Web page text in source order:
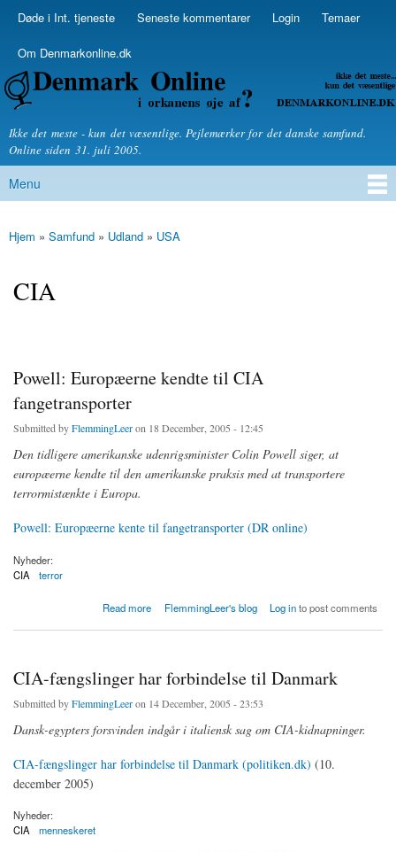
Skip to
Secondary menu
Døde i Int. tjeneste Seneste kommentarer Login Temaer
Om Denmarkonline.dk
Denmarkonline.dk - blognyheder om politik
Ikke det meste - kun det væsentlige. Pejlemærker for det danske samfund.
Online siden 31. juli 2005.
Main menu
Menu
You are here
Hjem » Samfund » Udland » USA
CIA
Powell: Europæerne kendte til CIA
fangetransporter
Submitted byFlemmingLeeron 18 December, 2005 - 12:45
Den tidligere amerikanske udenrigsminister Colin Powell siger, at
europæerne kendte til den amerikanske praksis med at transportere
terrormistænkte i Europa.
Powell: Europæerne kente til fangetransporter (DR online)
Nyheder:
CIA
terror
Read more
about Powell: Europæerne kendte til CIA fangetransporter
FlemmingLeer's blog Log into post comments
CIA-fængslinger har forbindelse til Danmark
Submitted byFlemmingLeeron 14 December, 2005 - 23:53
Dansk-egypters forsvinden indgår i italiensk sag om CIA-kidnapninger.
CIA-fængslinger har forbindelse til Danmark (politiken.dk) (10.
december 2005)
Nyheder:
CIA
menneskeret